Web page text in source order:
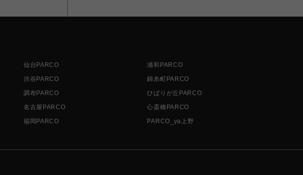
仙台PARCO
浦和PARCO
渋谷PARCO
錦糸町PARCO
調布PARCO
ひばりが丘PARCO
名古屋PARCO
心斎橋PARCO
福岡PARCO PARCO_ya上野